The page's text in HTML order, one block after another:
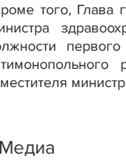
того, Глава
Медиа